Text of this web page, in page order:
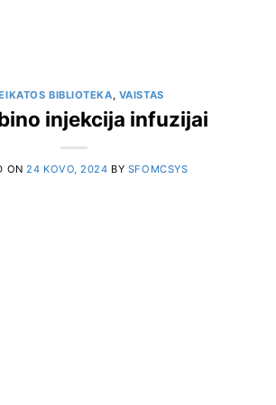
BIBLIOTEKA, VAISTAS
injekcija infuzijai
ON 24 KOVO, 2024 BY SFOMCSYS